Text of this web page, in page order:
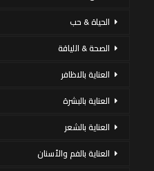
الحياة & حب
الصحة & اللياقة
العناية بالاظافر
العناية بالبشرة
العناية بالشعر
العناية بالفم والأسنان